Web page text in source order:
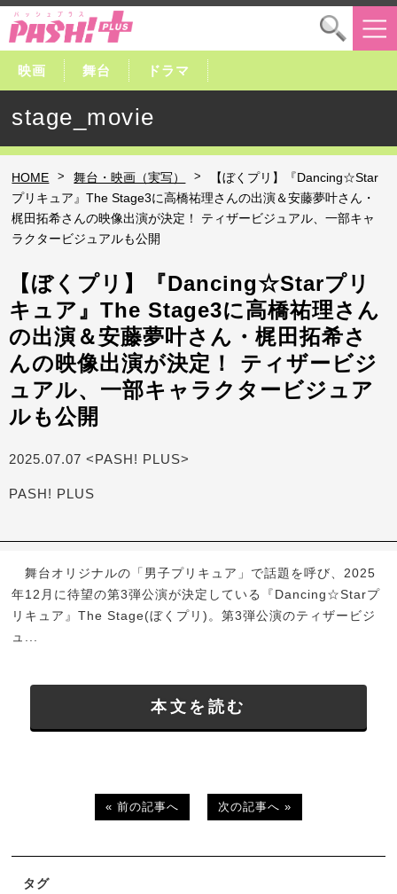
映画 舞台 ドラマ
stage_movie
HOME > 舞台・映画（実写） >
【ぼくプリ】『Dancing☆Star
プリキュア』The Stage3に高橋祐理さんの出演＆安藤夢叶さん・
梶田拓希さんの映像出演が決定！ ティザービジュアル、一部キャ
ラクタービジュアルも公開
【ぼくプリ】『Dancing☆Starプリ
キュア』The Stage3に高橋祐理さん
の出演＆安藤夢叶さん・梶田拓希さ
んの映像出演が決定！ ティザービジ
ュアル、一部キャラクタービジュア
ルも公開
2025.07.07 <PASH! PLUS>
PASH! PLUS
舞台オリジナルの「男子プリキュア」で話題を呼び、2025
年12月に待望の第3弾公演が決定している『Dancing☆Starプ
リキュア』The Stage(ぼくプリ)。第3弾公演のティザービジ
ュ...
本文を読む
« 前の記事へ 次の記事へ »
タグ